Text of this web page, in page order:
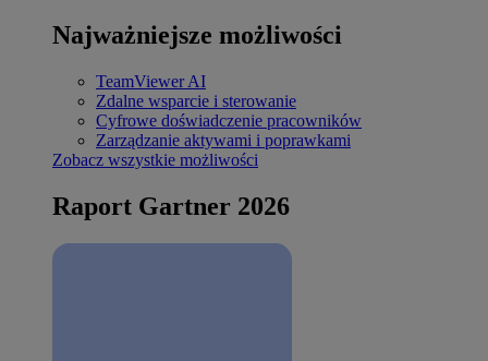
Najważniejsze możliwości
TeamViewer AI
Zdalne wsparcie i sterowanie
Cyfrowe doświadczenie pracowników
Zarządzanie aktywami i poprawkami
Zobacz wszystkie możliwości
Raport Gartner 2026